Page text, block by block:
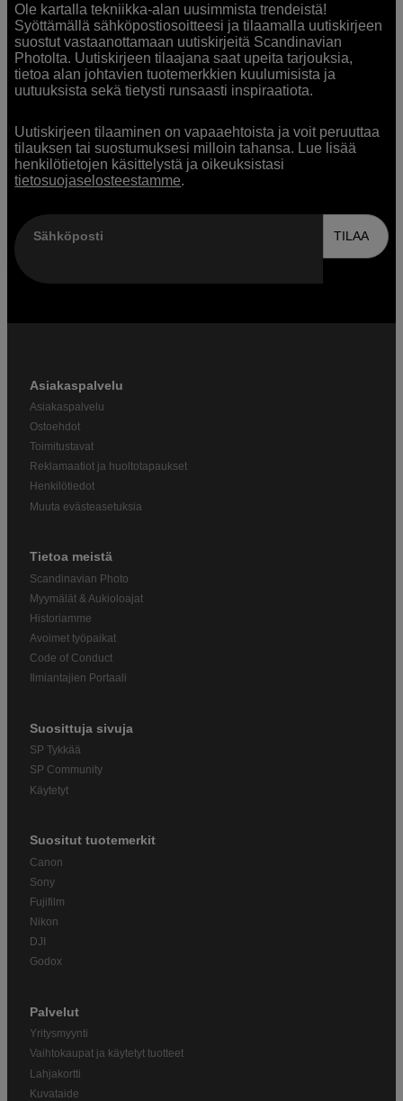
Ole kartalla tekniikka-alan uusimmista trendeistä!
Syöttämällä sähköpostiosoitteesi ja tilaamalla uutiskirjeen
suostut vastaanottamaan uutiskirjeitä Scandinavian
Photolta. Uutiskirjeen tilaajana saat upeita tarjouksia,
tietoa alan johtavien tuotemerkkien kuulumisista ja
uutuuksista sekä tietysti runsaasti inspiraatiota.
Uutiskirjeen tilaaminen on vapaaehtoista ja voit peruuttaa
tilauksen tai suostumuksesi milloin tahansa. Lue lisää
henkilötietojen käsittelystä ja oikeuksistasi
tietosuojaselosteestamme.
Sähköposti TILAA
Asiakaspalvelu
Asiakaspalvelu
Ostoehdot
Toimitustavat
Reklamaatiot ja huoltotapaukset
Henkilötiedot
Muuta evästeasetuksia
Tietoa meistä
Scandinavian Photo
Myymälät & Aukioloajat
Historiamme
Avoimet työpaikat
Code of Conduct
Ilmiantajien Portaali
Suosittuja sivuja
SP Tykkää
SP Community
Käytetyt
Suositut tuotemerkit
Canon
Sony
Fujifilm
Nikon
DJI
Godox
Palvelut
Yritysmyynti
Vaihtokaupat ja käytetyt tuotteet
Lahjakortti
Kuvataide